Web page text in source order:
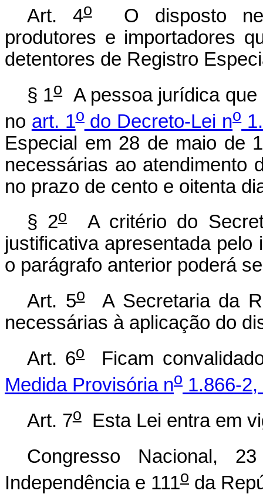
Art. 4oO disposto
produtores e importadores
detentores de Registro
§ 1oA pessoa jurídica que
no art. 1odo Decreto-Lei no
Especial em 28 de maio de
necessárias ao atendimento
no prazo de cento e oitenta
§ 2oA critério do
justificativa apresentada
o parágrafo anterior poderá
Art. 5oA Secretaria da
necessárias à aplicação do
Art. 6oFicam
Medida Provisória no 1.866-
Art. 7oEsta Lei entra em
Congresso Nacional,
Independência e 111o da